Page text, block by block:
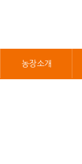
농장소개